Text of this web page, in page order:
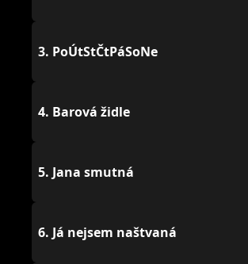
3. PoÚtStČtPáSoNe
4. Barová židle
5. Jana smutná
6. Já nejsem naštvaná